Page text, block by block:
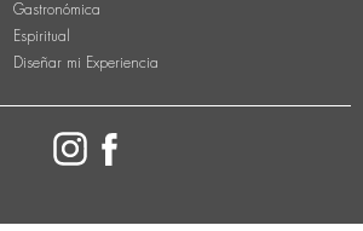
Gastronómica
Espiritual
Diseñar mi Experiencia